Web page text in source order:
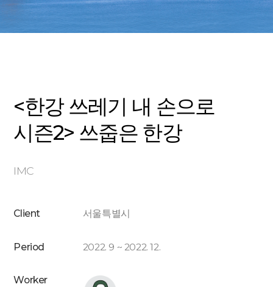
<한강 쓰레기 내 손으로
시즌2> 쓰줍은 한강
IMC
Client 서울특별시
Period 2022. 9 ~ 2022. 12.
Worker